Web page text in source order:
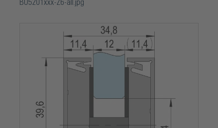
BO5201xxx-Z6-all.jpg